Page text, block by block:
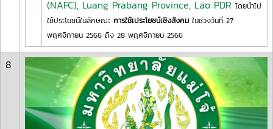
(NAFC), Luang Prabang Province, Lao PDR โดยนำไป
ใช้ประโยชน์ในลักษณะ การใช้เประโยชน์เชิงสังคม ในช่วงวันที่ 27
พฤศจิกายน 2566 ถึง 28 พฤศจิกายน 2566
8